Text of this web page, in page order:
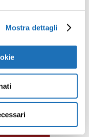
Mostra dettagli